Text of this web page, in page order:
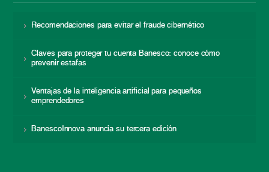
Recomendaciones para evitar el fraude cibernético
Claves para proteger tu cuenta Banesco: conoce cómo
prevenir estafas
Ventajas de la inteligencia artificial para pequeños
emprendedores
BanescoInnova anuncia su tercera edición